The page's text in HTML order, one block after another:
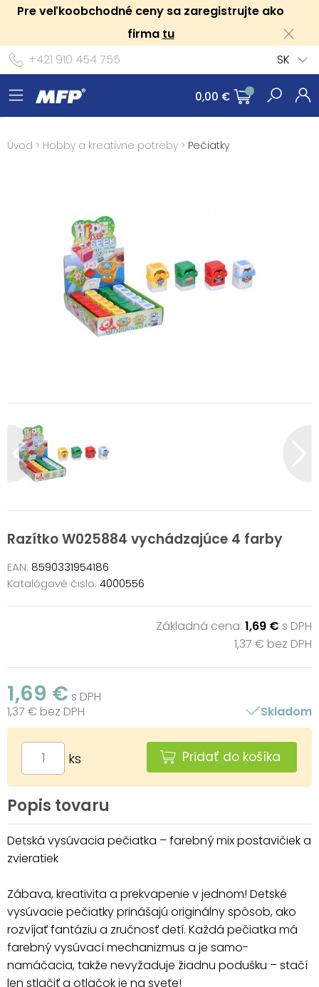
Pre veľkoobchodné ceny sa zaregistrujte ako
firma tu
+421 910 454 755
SK
0,00 €
Úvod > Hobby a kreatívne potreby > Pečiatky
Razítko W025884 vychádzajúce 4 farby
EAN: 8590331954186
Katalógové čislo: 4000556
Základná cena: 1,69 € s DPH
1,37 € bez DPH
1,69 € s DPH
1,37 € bez DPH
Skladom
ks Pridať do košíka
Popis tovaru
Detská vysúvacia pečiatka – farebný mix postavičiek a
zvieratiek
Zábava, kreativita a prekvapenie v jednom! Detské
vysúvacie pečiatky prinášajú originálny spôsob, ako
rozvíjať fantáziu a zručnosť detí. Každá pečiatka má
farebný vysúvací mechanizmus a je samo-
namáčacia, takže nevyžaduje žiadnu podušku – stačí
len stlačiť a otlačok je na svete!